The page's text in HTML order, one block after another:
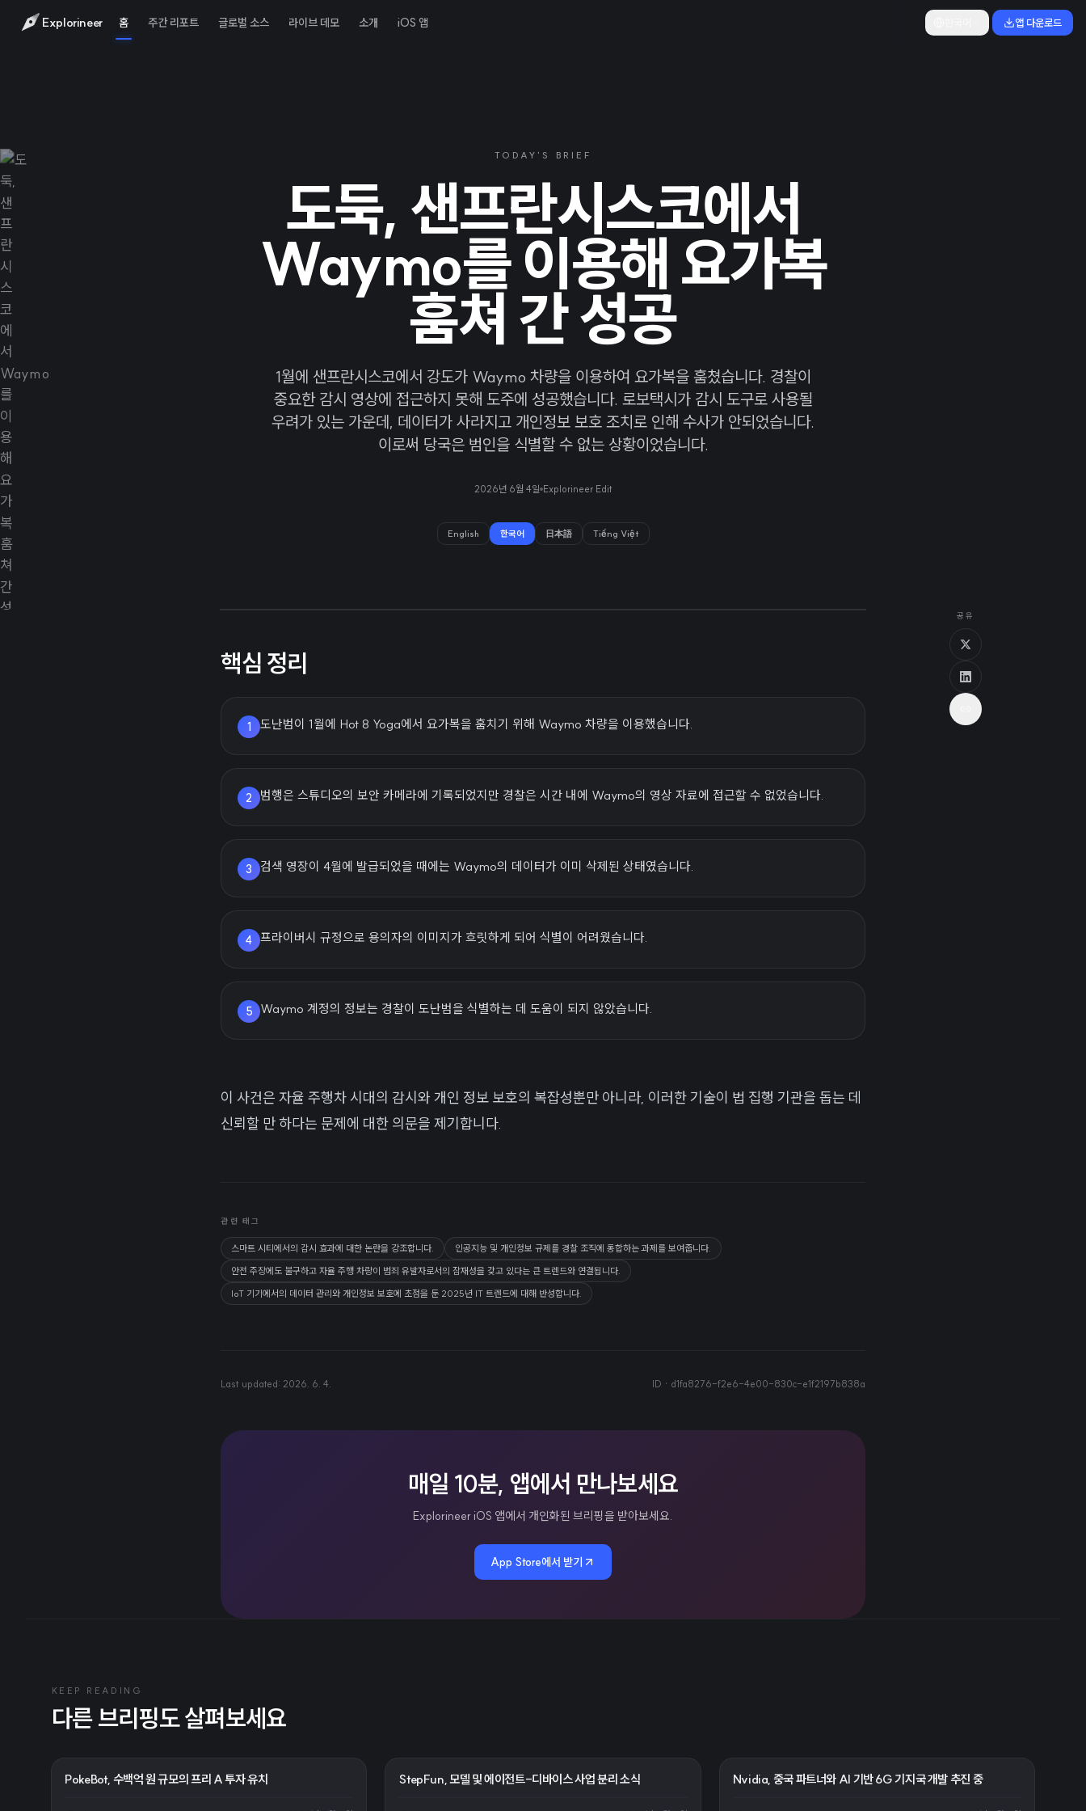
Explorineer 홈 주간 리포트 글로벌 소스 라이브 데모 소개 iOS 앱 앱 다운로드
TODAY'S BRIEF
도둑, 샌프란시스코에서
Waymo를 이용해 요가복
훔쳐 간 성공
1월에 샌프란시스코에서 강도가 Waymo 차량을 이용하여 요가복을 훔쳤습니다. 경찰이
중요한 감시 영상에 접근하지 못해 도주에 성공했습니다. 로보택시가 감시 도구로 사용될
우려가 있는 가운데, 데이터가 사라지고 개인정보 보호 조치로 인해 수사가 안되었습니다.
이로써 당국은 범인을 식별할 수 없는 상황이었습니다.
2026년 6월 4일 Explorineer Edit
English 한국어 日本語 Tiếng Việt
핵심 정리
1 도난범이 1월에 Hot 8 Yoga에서 요가복을 훔치기 위해 Waymo 차량을 이용했습니다.
2 범행은 스튜디오의 보안 카메라에 기록되었지만 경찰은 시간 내에 Waymo의 영상 자료에 접근할 수 없었습니다.
3 검색 영장이 4월에 발급되었을 때에는 Waymo의 데이터가 이미 삭제된 상태였습니다.
4 프라이버시 규정으로 용의자의 이미지가 흐릿하게 되어 식별이 어려웠습니다.
5 Waymo 계정의 정보는 경찰이 도난범을 식별하는 데 도움이 되지 않았습니다.
이 사건은 자율 주행차 시대의 감시와 개인 정보 보호의 복잡성뿐만 아니라, 이러한 기술이 법 집행 기관을 돕는 데
신뢰할 만 하다는 문제에 대한 의문을 제기합니다.
관련 태그
스마트 시티에서의 감시 효과에 대한 논란을 강조합니다.
인공지능 및 개인정보 규제를 경찰 조직에 통합하는 과제를 보여줍니다.
안전 주장에도 불구하고 자율 주행 차량이 범죄 유발자로서의 잠재성을 갖고 있다는 큰 트렌드와 연결됩니다.
IoT 기기에서의 데이터 관리와 개인정보 보호에 초점을 둔 2025년 IT 트렌드에 대해 반성합니다.
Last updated: 2026. 6. 4. ID · d1fa8276-f2e6-4e00-830c-e1f2197b838a
매일 10분, 앱에서 만나보세요
Explorineer iOS 앱에서 개인화된 브리핑을 받아보세요.
App Store에서 받기
공유
KEEP READING
다른 브리핑도 살펴보세요
PokeBot, 수백억 원 규모의 프리 A 투자 유치 StepFun, 모델 및 에이전트-디바이스 사업 분리 소식 Nvidia, 중국 파트너와 AI 기반 6G 기지국 개발 추진 중